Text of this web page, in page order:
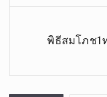
พิธีสมโภช1